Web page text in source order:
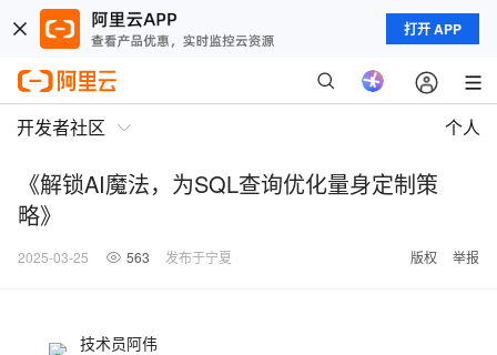
打开 APP
开发者社区 个人
《解锁AI魔法，为SQL查询优化量身定制策
略》
2025-03-25 563 发布于宁夏 版权 举报
技术员阿伟